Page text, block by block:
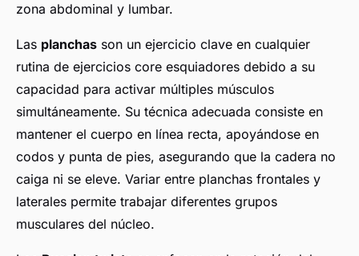
zona abdominal y lumbar.
Las planchas son un ejercicio clave en cualquier
rutina de ejercicios core esquiadores debido a su
capacidad para activar múltiples músculos
simultáneamente. Su técnica adecuada consiste en
mantener el cuerpo en línea recta, apoyándose en
codos y punta de pies, asegurando que la cadera no
caiga ni se eleve. Variar entre planchas frontales y
laterales permite trabajar diferentes grupos
musculares del núcleo.